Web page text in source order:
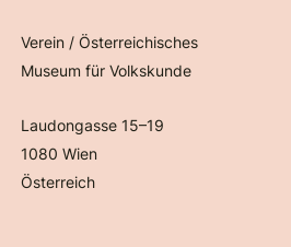
Verein / Österreichisches
Museum für Volkskunde
Laudongasse 15–19
1080 Wien
Österreich